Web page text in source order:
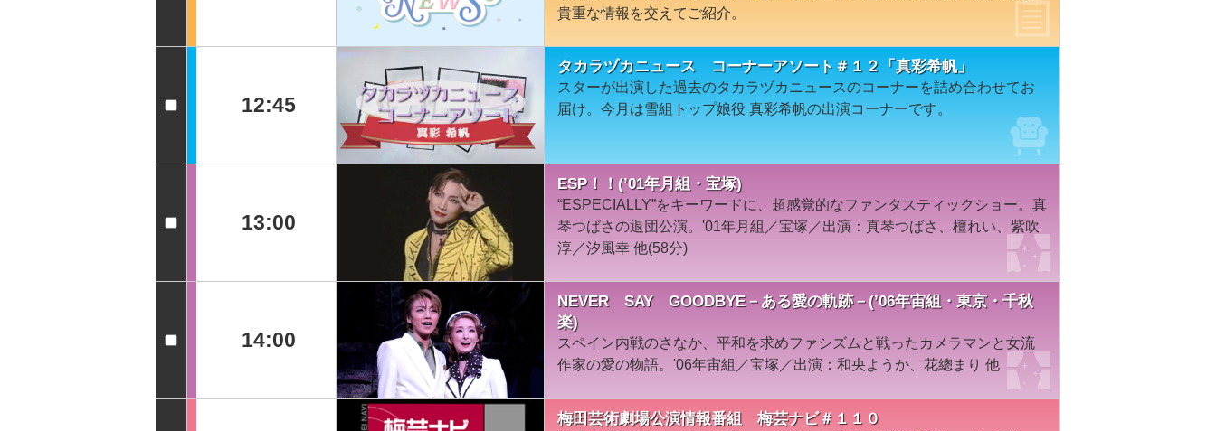
貴重な情報を交えてご紹介。
12:45
タカラヅカニュース コーナーアソート＃１２「真彩希帆」
スターが出演した過去のタカラヅカニュースのコーナーを詰め合わせてお
届け。今月は雪組トップ娘役 真彩希帆の出演コーナーです。
13:00
ESP！！(’01年月組・宝塚)
“ESPECIALLY”をキーワードに、超感覚的なファンタスティックショー。真
琴つばさの退団公演。'01年月組／宝塚／出演：真琴つばさ、檀れい、紫吹
淳／汐風幸 他(58分)
14:00
NEVER SAY GOODBYE－ある愛の軌跡－(’06年宙組・東京・千秋
楽)
スペイン内戦のさなか、平和を求めファシズムと戦ったカメラマンと女流
作家の愛の物語。'06年宙組／宝塚／出演：和央ようか、花總まり 他
梅田芸術劇場公演情報番組 梅芸ナビ＃１１０